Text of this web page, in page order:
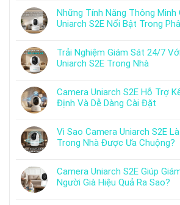
Những Tính Năng Thông Minh
Uniarch S2E Nổi Bật Trong
Trải Nghiệm Giám Sát 24/7
Uniarch S2E Trong Nhà
Camera Uniarch S2E Hỗ Trợ
Định Và Dễ Dàng Cài Đặt
Vì Sao Camera Uniarch S2E
Trong Nhà Được Ưa Chuộng?
Camera Uniarch S2E Giúp
Người Già Hiệu Quả Ra Sao?